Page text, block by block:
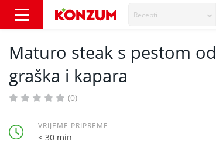
Recepti
Maturo steak s pestom od
graška i kapara
(0)
VRIJEME PRIPREME
< 30 min